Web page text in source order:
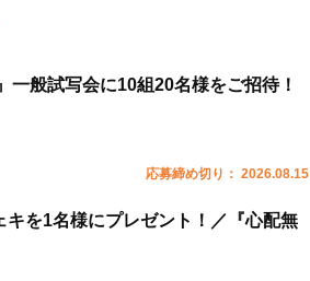
一般試写会に10組20名様をご招待！
応募締め切り： 2026.08.15
を1名様にプレゼント！／『心配無